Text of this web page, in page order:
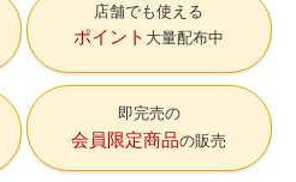
店舗でも使える
ポイント 大量配布中
即完売の
会員限定商品の販売